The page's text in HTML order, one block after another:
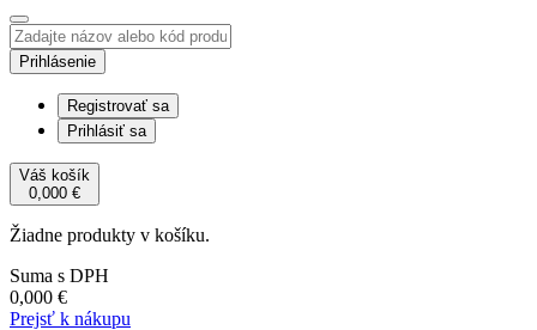
Prihlásenie
Registrovať sa
Prihlásiť sa
Váš košík
0,000 €
Žiadne produkty v košíku.
Suma s DPH
0,000 €
Prejsť k nákupu